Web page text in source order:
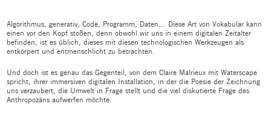
Algorithmus, generativ, Code, Programm, Daten… Diese Art von Vokabular kann
einen vor den Kopf stoßen, denn obwohl wir uns in einem digitalen Zeitalter
befinden, ist es üblich, dieses mit diesen technologischen Werkzeugen als
entkörpert und entmenschlicht zu betrachten.
Und doch ist es genau das Gegenteil, von dem Claire Malrieux mit Waterscape
spricht, ihrer immersiven digitalen Installation, in der die Poesie der Zeichnung
uns verzaubert, die Umwelt in Frage stellt und die viel diskutierte Frage des
Anthropozäns aufwerfen möchte.